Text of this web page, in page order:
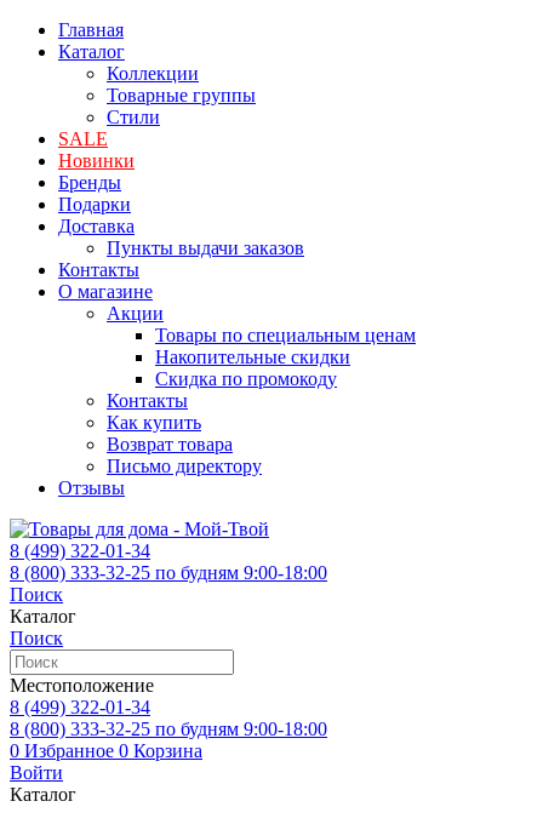
Главная
Каталог
Коллекции
Товарные группы
Стили
SALE
Новинки
Бренды
Подарки
Доставка
Пункты выдачи заказов
Контакты
О магазине
Акции
Товары по специальным ценам
Накопительные скидки
Скидка по промокоду
Контакты
Как купить
Возврат товара
Письмо директору
Отзывы
8 (499) 322-01-34
8 (800) 333-32-25 по будням 9:00-18:00
Поиск
Каталог
Поиск
Местоположение
8 (499) 322-01-34
8 (800) 333-32-25 по будням 9:00-18:00
0 Избранное 0 Корзина
Войти
Каталог